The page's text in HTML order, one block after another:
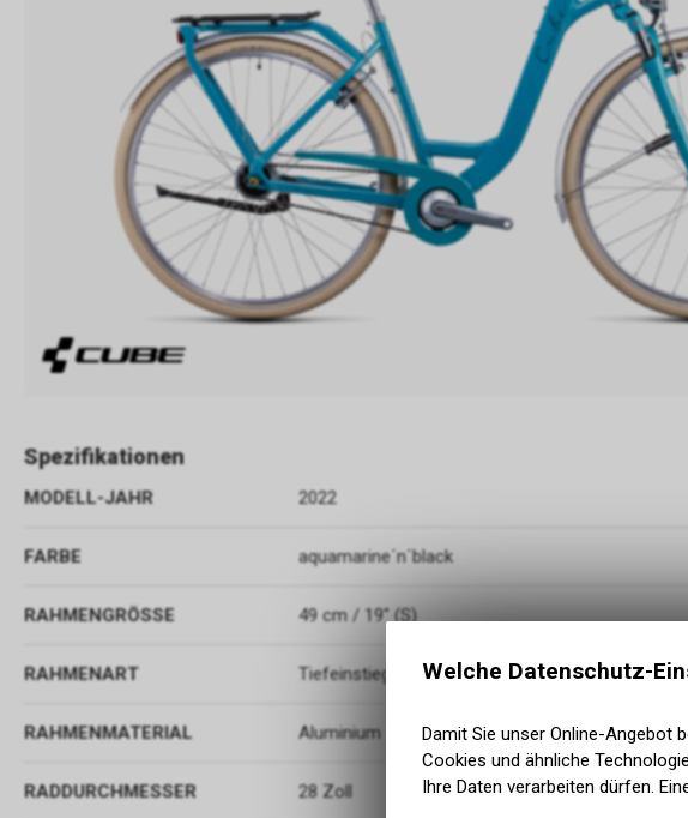
Spezifikationen
MODELL-JAHR 2022
FARBE aquamarine´n´black
RAHMENGRÖSSE 49 cm / 19" (S)
RAHMENART Tiefeinstieg
RAHMENMATERIAL Aluminium
RADDURCHMESSER 28 Zoll
Welche Datenschutz-
Damit Sie unser Online-Angebot
Cookies und ähnliche
Ihre Daten verarbeiten dürfen.